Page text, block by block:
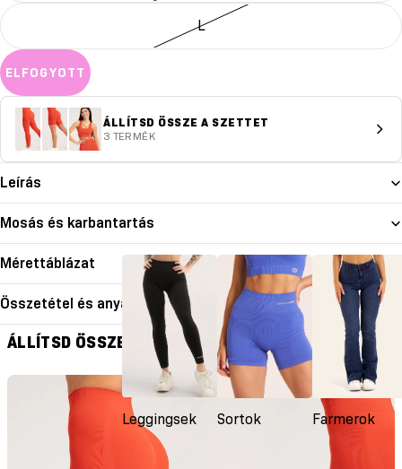
Leggingsek Sortok Farmerok
L
ELFOGYOTT
ÁLLÍTSD ÖSSZE A SZETTET
3 TERMÉK
Leírás
Mosás és karbantartás
Mérettáblázat
Összetétel és anyagok
ÁLLÍTSD ÖSSZE A SZETTET